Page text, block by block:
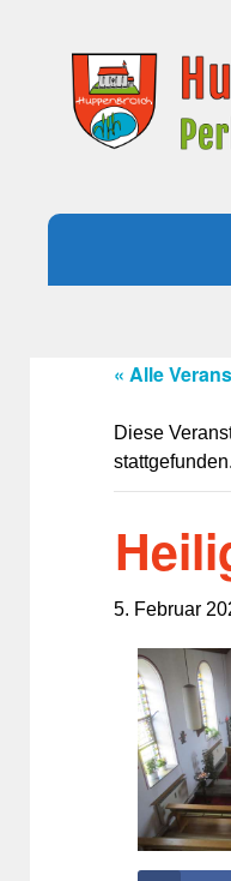
springen
« Alle
Diese
stattgefunden.
5. Februar